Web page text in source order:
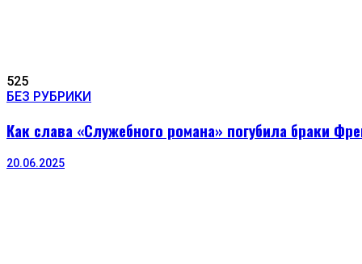
525
БЕЗ РУБРИКИ
Как слава «Служебного романа» погубила браки
20.06.2025